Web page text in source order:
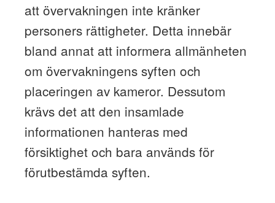
att övervakningen inte kränker
personers rättigheter. Detta innebär
bland annat att informera allmänheten
om övervakningens syften och
placeringen av kameror. Dessutom
krävs det att den insamlade
informationen hanteras med
försiktighet och bara används för
förutbestämda syften.